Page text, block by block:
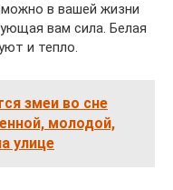
в вашей жизни
вам сила. Белая
и тепло.
змеи во сне
молодой,
улице